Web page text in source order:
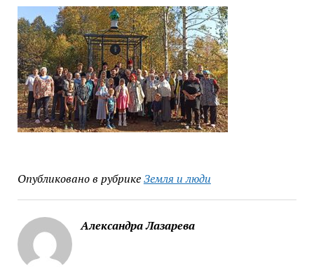
Опубликовано в рубрикеЗемля и люди
Александра Лазарева